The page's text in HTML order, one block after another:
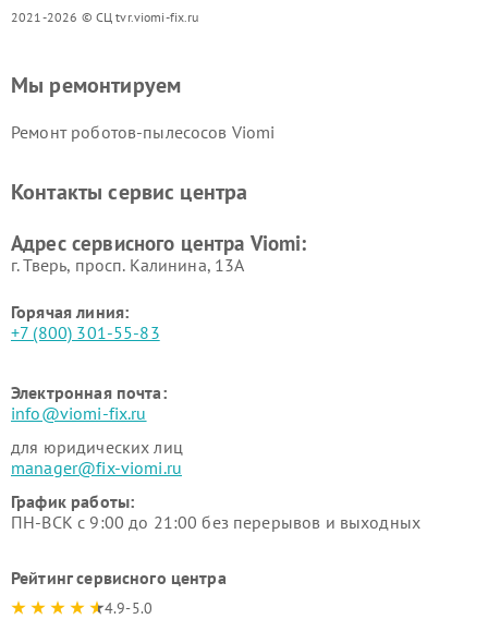
2021-2026 © СЦ tvr.viomi-fix.ru
Мы ремонтируем
Ремонт роботов-пылесосов Viomi
Контакты сервис центра
Адрес сервисного центра Viomi:
г. Тверь, просп. Калинина, 13А
Горячая линия:
+7 (800) 301-55-83
Электронная почта:
info@viomi-fix.ru
для юридических лиц
manager@fix-viomi.ru
График работы:
ПН-ВСК с 9:00 до 21:00 без перерывов и выходных
Рейтинг сервисного центра
4.9-5.0